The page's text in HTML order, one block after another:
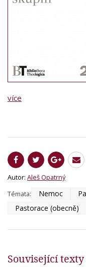
více
Autor: Aleš Opatrný
Témata:
Nemoc
Pastorace (obecně)
Související